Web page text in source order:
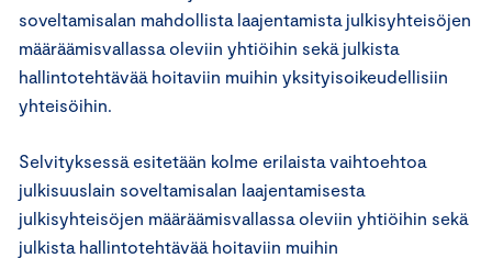
soveltamisalan mahdollista laajentamista julkisyhteisöjen
määräämisvallassa oleviin yhtiöihin sekä julkista
hallintotehtävää hoitaviin muihin yksityisoikeudellisiin
yhteisöihin.
Selvityksessä esitetään kolme erilaista vaihtoehtoa
julkisuuslain soveltamisalan laajentamisesta
julkisyhteisöjen määräämisvallassa oleviin yhtiöihin sekä
julkista hallintotehtävää hoitaviin muihin